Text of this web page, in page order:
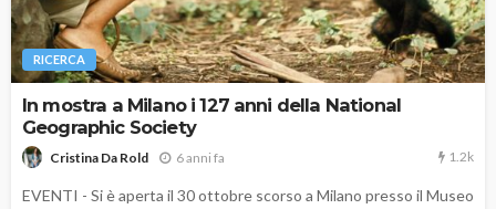
RICERCA
In mostra a Milano i 127 anni della National
Geographic Society
Cristina Da Rold 6 anni fa 1.2k
EVENTI - Si è aperta il 30 ottobre scorso a Milano presso il Museo